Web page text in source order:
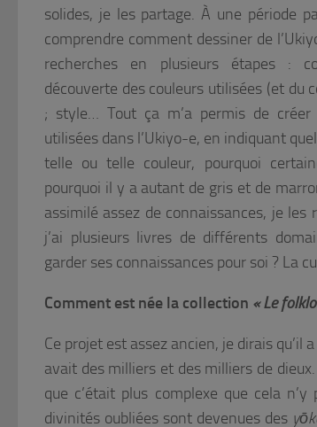
solides, je les partage. À une période
comprendre comment dessiner de
recherches en plusieurs étapes :
découverte des couleurs utilisées (et du
; style… Tout ça m’a permis de
utilisées dans l’Ukiyo-e, en indiquant
telle ou telle couleur, pourquoi
pourquoi il y a autant de gris et de
assimilé assez de connaissances, je les
j’ai plusieurs livres de différents
garder ses connaissances pour soi ? La
Comment est née la collection « Le
Ce projet est assez ancien, je dirais qu’il
avait des milliers et des milliers de
que c’était plus complexe que cela n’y
divinités oubliées sont devenues des